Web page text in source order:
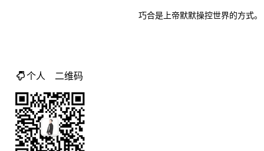
个人 二维码
巧合是 上帝默默操控世界的方式。